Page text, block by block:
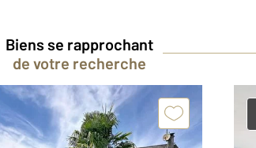
Biens se rapprochant
de votre recherche